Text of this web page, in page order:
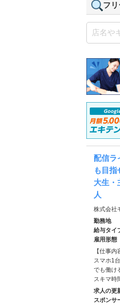
フ
配信ラ
も目指
大生・
人
株式会社
勤務地
給与タイ
雇用形態
【仕事
スマホ1
でも働け
スキマ時
求人の更
スポンサ